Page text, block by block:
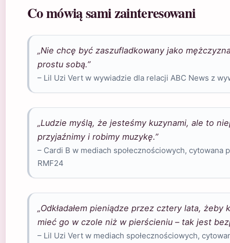
Co mówią sami zainteresowani
„Nie chcę być zaszufladkowany jako
prostu sobą.”
– Lil Uzi Vert w wywiadzie dla relacji ABC News z
„Ludzie myślą, że jesteśmy kuzynami, ale to
przyjaźnimy i robimy muzykę.”
– Cardi B w mediach społecznościowych, cytowana
RMF24
„Odkładałem pieniądze przez cztery lata, żeby
mieć go w czole niż w pierścieniu – tak jest
– Lil Uzi Vert w mediach społecznościowych,